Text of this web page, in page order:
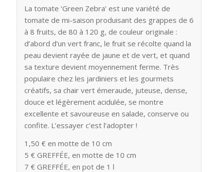
La tomate ‘Green Zebra’ est une variété de
tomate de mi-saison produisant des grappes de 6
à 8 fruits, de 80 à 120 g, de couleur originale :
d’abord d’un vert franc, le fruit se récolte quand la
peau devient rayée de jaune et de vert, et quand
sa texture devient moyennement ferme. Très
populaire chez les jardiniers et les gourmets
créatifs, sa chair vert émeraude, juteuse, dense,
douce et légèrement acidulée, se montre
excellente et savoureuse en salade, conserve ou
confite. L’essayer c’est l’adopter !
1,50 € en motte de 10 cm
5 € GREFFÉE, en motte de 10 cm
7 € GREFFÉE, en pot de 1 l